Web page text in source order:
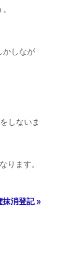
かしなが
しないま
ります。
抹消登記 »